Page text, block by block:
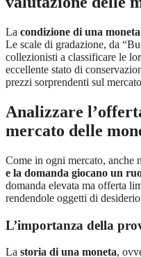
La condizione di una moneta
Le scale di gradazione, da
collezionisti a classificare le
eccellente stato di
prezzi sorprendenti sul
Analizzare
mercato delle
Come in ogni mercato, anche
e la domanda giocano un
domanda elevata ma offerta
rendendole oggetti di
L’importanza della
La storia di una moneta,